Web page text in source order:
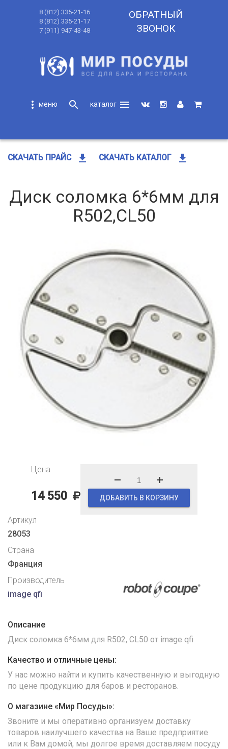
8 (812) 335-21-16
8 (812) 335-21-17
7 (911) 947-43-48
ОБРАТНЫЙ
ЗВОНОК
more_vert search
menu
СКАЧАТЬ ПРАЙС get_app СКАЧАТЬ КАТАЛОГ get_app
Диск соломка 6*6мм для
R502,CL50
Цена
14 550 ДОБАВИТЬ В КОРЗИНУ
Артикул
28053
Страна
Франция
Производитель
image qfi
Описание
Диск соломка 6*6мм для R502, CL50 от image qfi
Качество и отличные цены:
У нас можно найти и купить качественную и выгодную
по цене продукцию для баров и ресторанов.
О магазине «Мир Посуды»:
Звоните и мы оперативно организуем доставку
товаров наилучшего качества на Ваше предприятие
или к Вам домой, мы долгое время доставляем посуду